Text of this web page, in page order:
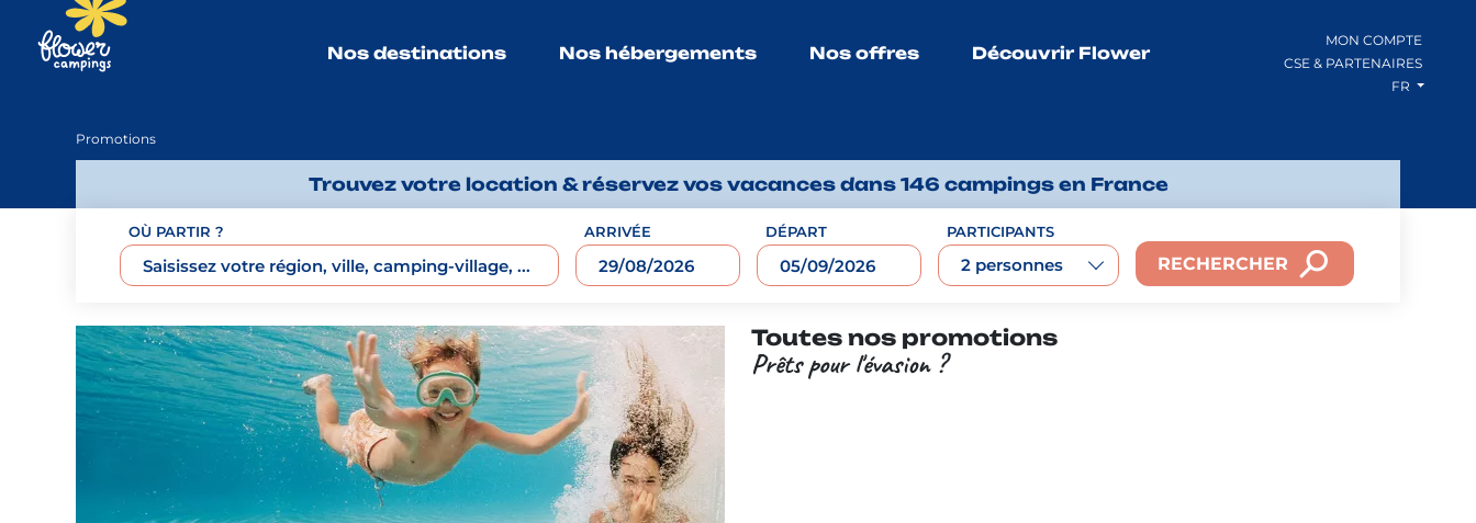
Nos destinations Nos hébergements Nos offres Découvrir Flower
MON COMPTE
CSE & PARTENAIRES
FR
Promotions
Trouvez votre location & réservez vos vacances dans 146 campings en France
OÙ PARTIR ? ARRIVÉE DÉPART PARTICIPANTS
2 personnes RECHERCHER
Toutes nos promotions
Prêts pour l'évasion ?